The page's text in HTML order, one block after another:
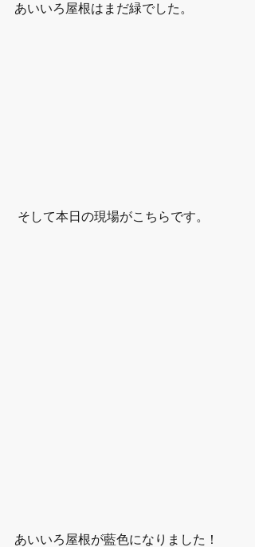
あいいろ屋根はまだ緑でした。
そして本日の現場がこちらです。
あいいろ屋根が藍色になりました！